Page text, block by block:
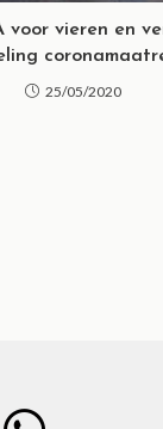
voor vieren en
25/05/2020